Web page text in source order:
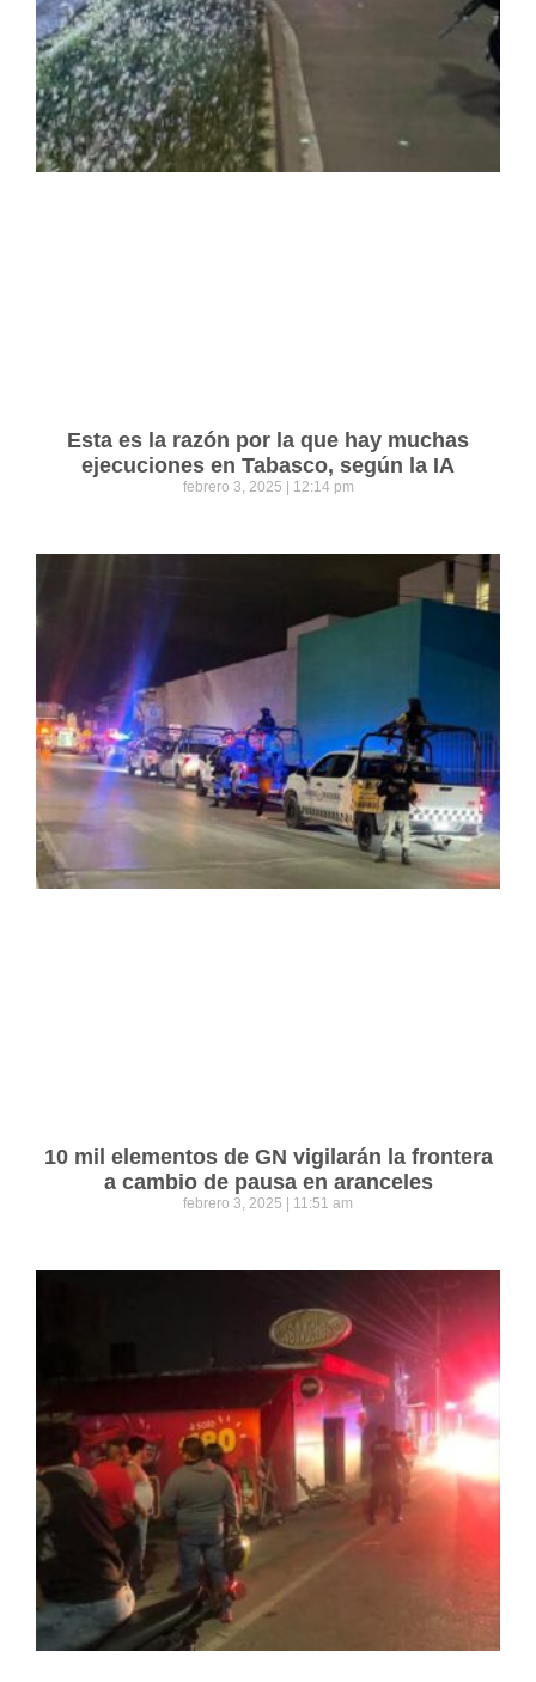
Esta es la razón por la que hay muchas
ejecuciones en Tabasco, según la IA
febrero 3, 2025 12:14 pm
10 mil elementos de GN vigilarán la frontera
a cambio de pausa en aranceles
febrero 3, 2025 11:51 am